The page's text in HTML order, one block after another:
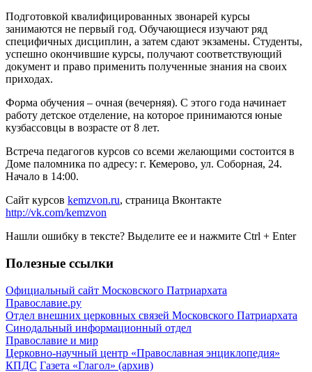
Подготовкой квалифицированных звонарей курсы
занимаются не первый год. Обучающиеся изучают ряд
специфичных дисциплин, а затем сдают экзамены. Студенты,
успешно окончившие курсы, получают соответствующий
документ и право применить полученные знания на своих
приходах.
Форма обучения – очная (вечерняя). С этого года начинает
работу детское отделение, на которое принимаются юные
кузбассовцы в возрасте от 8 лет.
Встреча педагогов курсов со всеми желающими состоится в
Доме паломника по адресу: г. Кемерово, ул. Соборная, 24.
Начало в 14:00.
Сайт курсов kemzvon.ru, страница Вконтакте
http://vk.com/kemzvon
Нашли ошибку в тексте? Выделите ее и нажмите Ctrl + Enter
Полезные ссылки
Официальный сайт Московского Патриархата
Православие.ру
Отдел внешних церковных связей Московского Патриархата
Синодальный информационный отдел
Православие и мир
Церковно-научный центр «Православная энциклопедия»
КПДС Газета «Глагол» (архив)